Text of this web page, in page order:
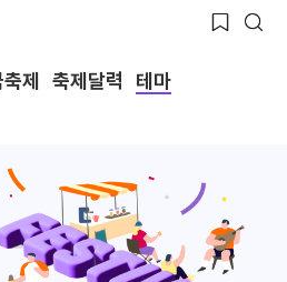
제 축제달력 테마